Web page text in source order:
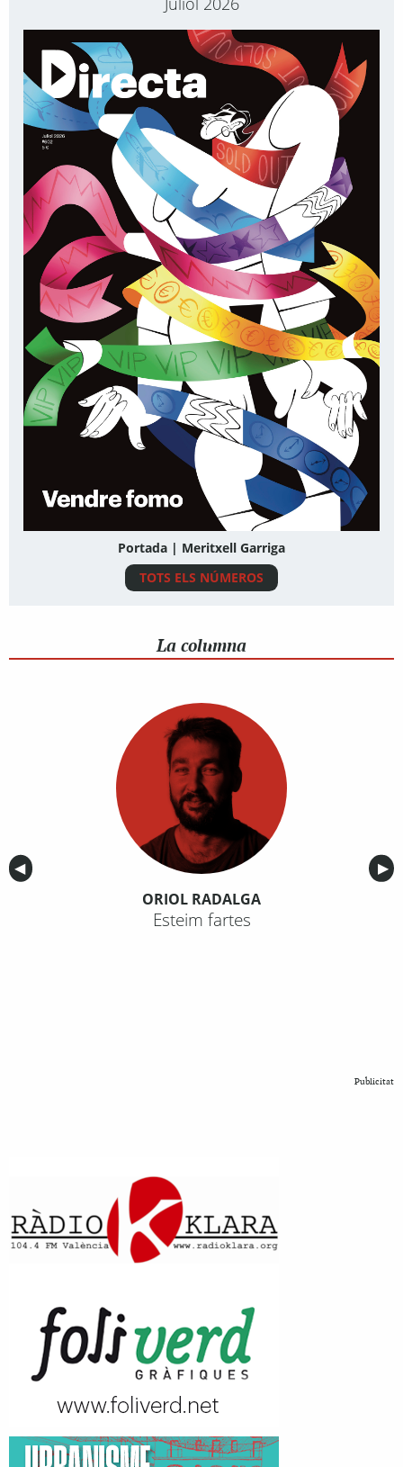
Portada | Meritxell Garriga
TOTS ELS NÚMEROS
La columna
Anterior
◀︎ ▶︎
ORIOL RADALGA
Esteim fartes
Publicitat